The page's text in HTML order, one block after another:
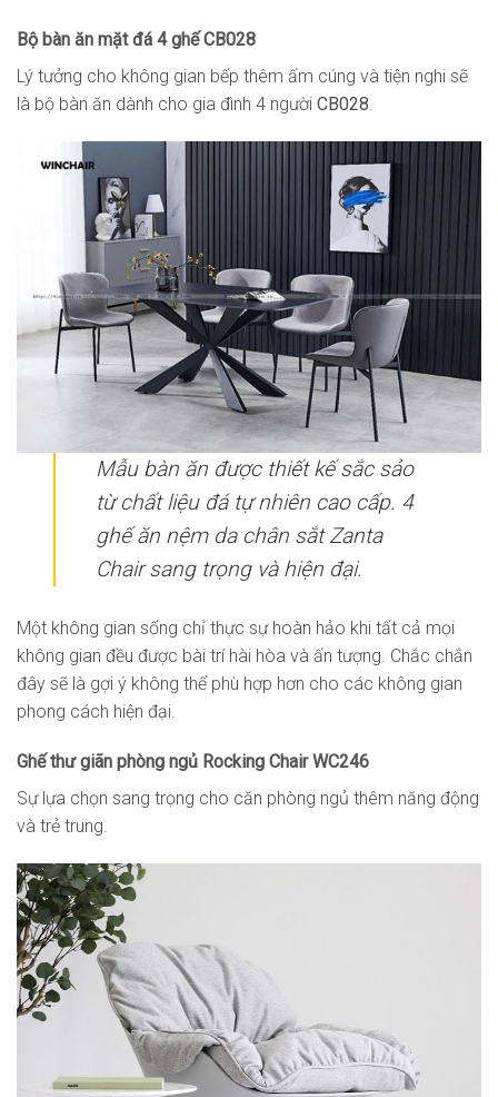
Bộ bàn ăn mặt đá 4 ghế CB028
Lý tưởng cho không gian bếp thêm ấm cúng và tiện nghi sẽ
là bộ bàn ăn dành cho gia đình 4 người CB028
Mẫu bàn ăn được thiết kế sắc sảo
từ chất liệu đá tự nhiên cao cấp. 4
ghế ăn nệm da chân sắt Zanta
Chair sang trọng và hiện đại.
Một không gian sống chỉ thực sự hoàn hảo khi tất cả mọi
không gian đều được bài trí hài hòa và ấn tượng. Chắc chắn
đây sẽ là gợi ý không thể phù hợp hơn cho các không gian
phong cách hiện đại.
Ghế thư giãn phòng ngủ Rocking Chair WC246
Sự lựa chọn sang trọng cho căn phòng ngủ thêm năng động
và trẻ trung.